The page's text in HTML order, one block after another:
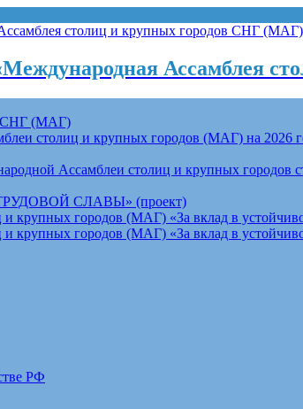
Ассамблея
СНГ (МАГ)
столиц и крупных городов (МАГ) на 2026
Ассамблеи столиц и крупных
СЛАВЫ» (проект)
крупных городов (МАГ) «За вклад в
крупных городов (МАГ) «За вклад в
РФ